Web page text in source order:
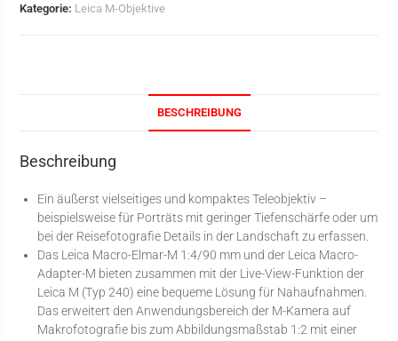
Kategorie: Leica M-Objektive
BESCHREIBUNG
Beschreibung
Ein äußerst vielseitiges und kompaktes Teleobjektiv –
beispielsweise für Porträts mit geringer Tiefenschärfe oder um
bei der Reisefotografie Details in der Landschaft zu erfassen.
Das Leica Macro-Elmar-M 1:4/90 mm und der Leica Macro-
Adapter-M bieten zusammen mit der Live-View-Funktion der
Leica M (Typ 240) eine bequeme Lösung für Nahaufnahmen.
Das erweitert den Anwendungsbereich der M-Kamera auf
Makrofotografie bis zum Abbildungsmaßstab 1:2 mit einer